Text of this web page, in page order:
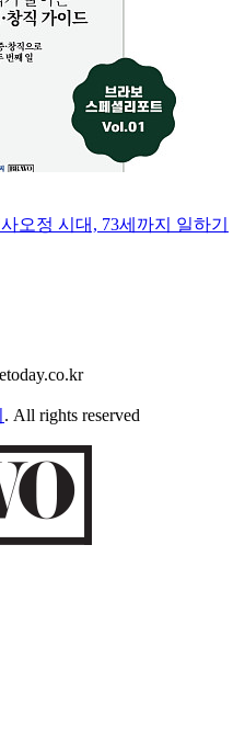
오정 시대, 73세까지 일하기
. All rights reserved